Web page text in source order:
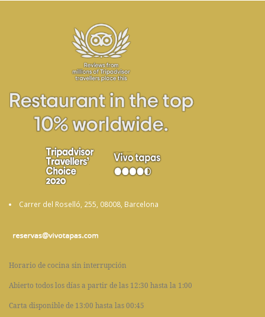
Carrer del Roselló, 255, 08008, Barcelona
Horario de cocina sin interrupción
Abierto todos los días a partir de las 12:30 hasta la 1:00
Carta disponible de 13:00 hasta las 00:45